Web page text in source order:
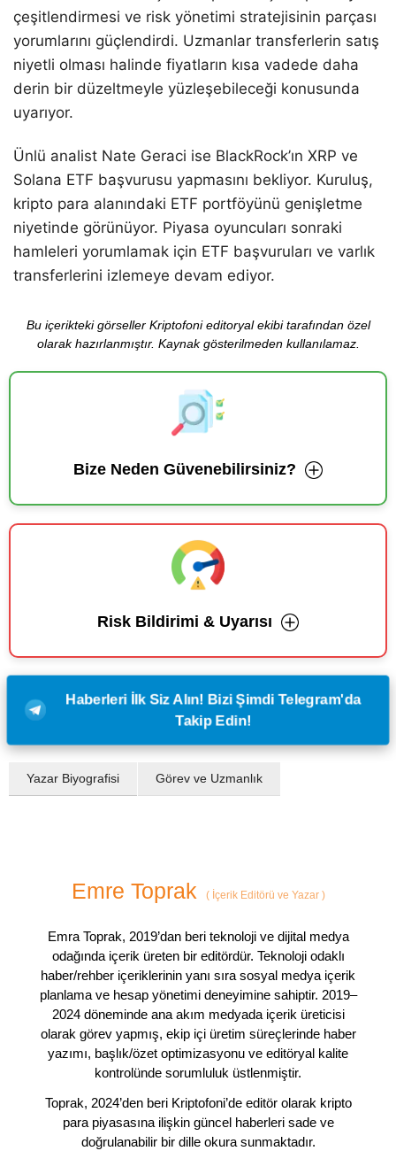
çeşitlendirmesi ve risk yönetimi stratejisinin parçası
yorumlarını güçlendirdi. Uzmanlar transferlerin satış
niyetli olması halinde fiyatların kısa vadede daha
derin bir düzeltmeyle yüzleşebileceği konusunda
uyarıyor.
Ünlü analist Nate Geraci ise BlackRock’ın XRP ve
Solana ETF başvurusu yapmasını bekliyor. Kuruluş,
kripto para alanındaki ETF portföyünü genişletme
niyetinde görünüyor. Piyasa oyuncuları sonraki
hamleleri yorumlamak için ETF başvuruları ve varlık
transferlerini izlemeye devam ediyor.
Bu içerikteki görseller Kriptofoni editoryal ekibi tarafından özel
olarak hazırlanmıştır. Kaynak gösterilmeden kullanılamaz.
Bize Neden Güvenebilirsiniz?
Risk Bildirimi & Uyarısı
Haberleri İlk Siz Alın! Bizi Şimdi Telegram'da
Takip Edin!
Yazar Biyografisi Görev ve Uzmanlık
Emre Toprak (İçerik Editörü ve Yazar )
Emra Toprak, 2019’dan beri teknoloji ve dijital medya
odağında içerik üreten bir editördür. Teknoloji odaklı
haber/rehber içeriklerinin yanı sıra sosyal medya içerik
planlama ve hesap yönetimi deneyimine sahiptir. 2019–
2024 döneminde ana akım medyada içerik üreticisi
olarak görev yapmış, ekip içi üretim süreçlerinde haber
yazımı, başlık/özet optimizasyonu ve editöryal kalite
kontrolünde sorumluluk üstlenmiştir.
Toprak, 2024’den beri Kriptofoni’de editör olarak kripto
para piyasasına ilişkin güncel haberleri sade ve
doğrulanabilir bir dille okura sunmaktadır.